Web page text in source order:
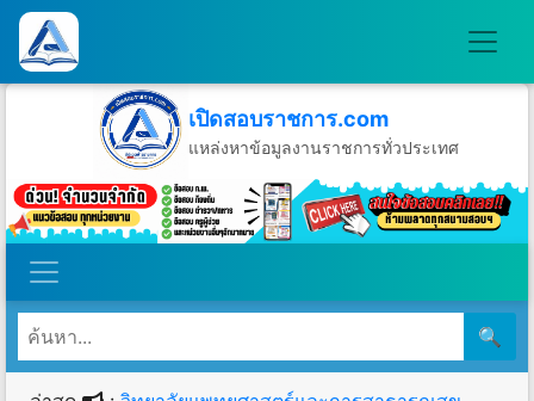
เปิดสอบราชการ.com
แหล่งหาข้อมูลงานราชการทั่วประเทศ
วันเสาร์ที่ 8 เดือนสิงหาคม พ.ศ.2569
🔍